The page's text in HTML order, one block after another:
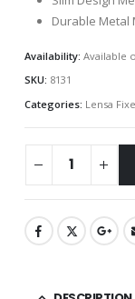
Durable Metal
Availability: Available
SKU: 8131
Categories: Lensa